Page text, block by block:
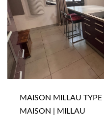
MAISON | MILLAU